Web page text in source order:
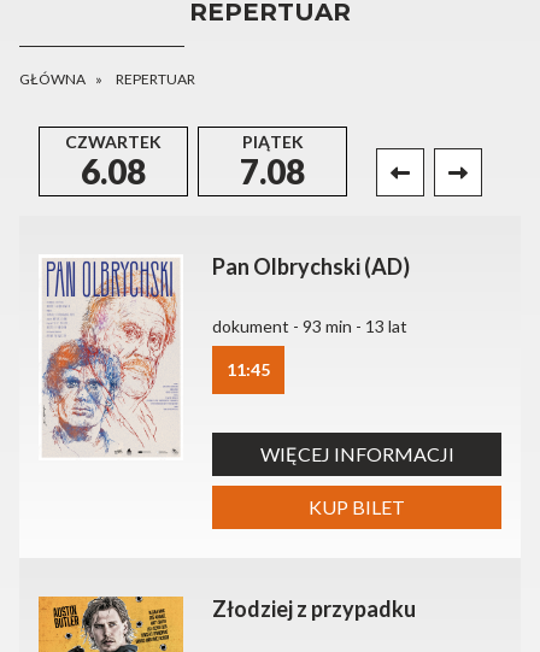
REPERTUAR
GŁÓWNA REPERTUAR
CZWARTEK
6.08
PIĄTEK
7.08 8.08
Pan Olbrychski (AD)
dokument - 93 min - 13 lat
11:45
WIĘCEJ INFORMACJI
KUP BILET
Złodziej z przypadku